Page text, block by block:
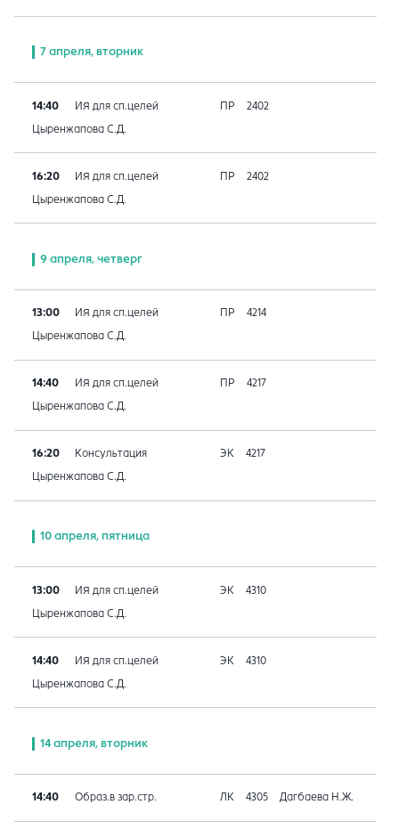
7 апреля, вторник
14:40 ИЯ для сп.целей ПР 2402
Цыренжапова С.Д.
16:20 ИЯ для сп.целей ПР 2402
Цыренжапова С.Д.
9 апреля, четверг
13:00 ИЯ для сп.целей ПР 4214
Цыренжапова С.Д.
14:40 ИЯ для сп.целей ПР 4217
Цыренжапова С.Д.
16:20 Консультация ЭК 4217
Цыренжапова С.Д.
10 апреля, пятница
13:00 ИЯ для сп.целей ЭК 4310
Цыренжапова С.Д.
14:40 ИЯ для сп.целей ЭК 4310
Цыренжапова С.Д.
14 апреля, вторник
14:40 Образ.в зар.стр. ЛК 4305 Дагбаева Н.Ж.